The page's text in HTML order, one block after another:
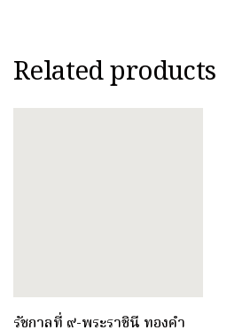
Related products
รัชกาลที่ ๙-พระราชินี ทองคำ